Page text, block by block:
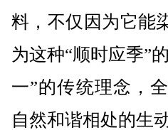
料，不仅因为它能
为这种“顺时应季”
一”的传统理念，
自然和谐相处的生